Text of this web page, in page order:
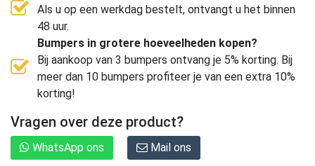
Als u op een werkdag bestelt, ontvangt u het binnen
48 uur.
Bumpers in grotere hoeveelheden kopen?
Bij aankoop van 3 bumpers ontvang je 5% korting. Bij
meer dan 10 bumpers profiteer je van een extra 10%
korting!
Vragen over deze product?
WhatsApp ons Mail ons